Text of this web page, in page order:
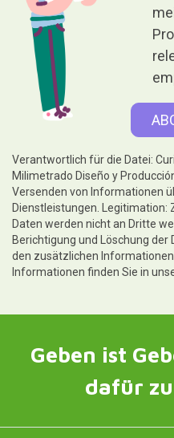
Verantwortlich für die Datei:
Milimetrado Diseño y
Versenden von Informationen
Dienstleistungen. Legitimation:
Daten werden nicht an Dritte
Berichtigung und Löschung
den zusätzlichen
Informationen finden Sie in
Geben ist
dafür